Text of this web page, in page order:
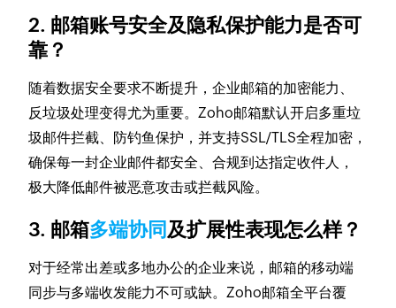
2. 邮箱账号安全及隐私保护能力是否可
靠？
随着数据安全要求不断提升，企业邮箱的加密能力、
反垃圾处理变得尤为重要。Zoho邮箱默认开启多重垃
圾邮件拦截、防钓鱼保护，并支持SSL/TLS全程加密，
确保每一封企业邮件都安全、合规到达指定收件人，
极大降低邮件被恶意攻击或拦截风险。
3. 邮箱多端协同 及扩展性表现怎么样？
对于经常出差或多地办公的企业来说，邮箱的移动端
同步与多端收发能力不可或缺。Zoho邮箱全平台覆